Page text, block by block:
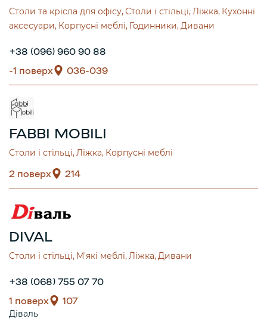
Столи та крісла для офісу Столи і стільці Ліжка Кухонні
аксесуари Корпусні меблі Годинники Дивани
+38 (096) 960 90 88
-1 поверх
036-039
FABBI MOBILI
Столи і стільці Ліжка Корпусні меблі
2 поверх 214
DIVAL
Столи і стільці М'які меблі Ліжка Дивани
+38 (068) 755 07 70
1 поверх
107
Діваль